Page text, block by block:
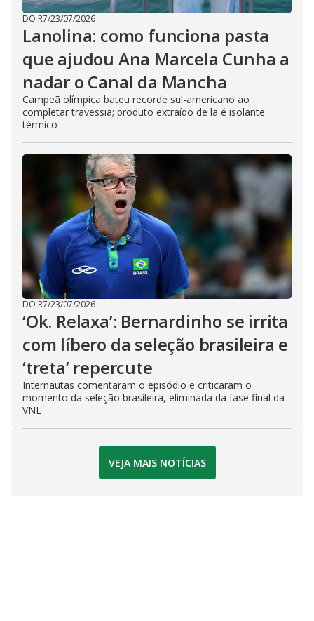
DO R7/23/07/2026
Lanolina: como funciona pasta
que ajudou Ana Marcela Cunha a
nadar o Canal da Mancha
Campeã olímpica bateu recorde sul-americano ao
completar travessia; produto extraído de lã é isolante
térmico
DO R7/23/07/2026
‘Ok. Relaxa’: Bernardinho se irrita
com líbero da seleção brasileira e
‘treta’ repercute
Internautas comentaram o episódio e criticaram o
momento da seleção brasileira, eliminada da fase final da
VNL
VEJA MAIS NOTÍCIAS